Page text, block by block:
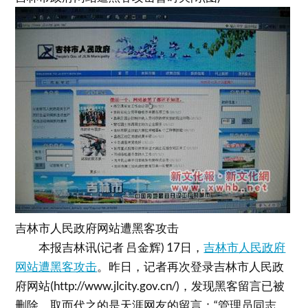
吉林市人民政府网站遭黑客攻击
本报吉林讯(记者 吕金辉) 17日，吉林市人民政府
网站遭黑客攻击。昨日，记者再次登录吉林市人民政
府网站(http://www.jlcity.gov.cn/)，发现黑客留言已被
删除，取而代之的是天涯网友的留言：“管理员同志，